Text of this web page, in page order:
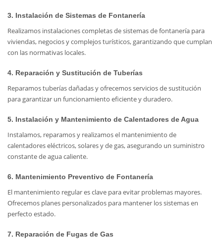
3. Instalación de Sistemas de Fontanería
Realizamos instalaciones completas de sistemas de fontanería para
viviendas, negocios y complejos turísticos, garantizando que cumplan
con las normativas locales.
4. Reparación y Sustitución de Tuberías
Reparamos tuberías dañadas y ofrecemos servicios de sustitución
para garantizar un funcionamiento eficiente y duradero.
5. Instalación y Mantenimiento de Calentadores de Agua
Instalamos, reparamos y realizamos el mantenimiento de
calentadores eléctricos, solares y de gas, asegurando un suministro
constante de agua caliente.
6. Mantenimiento Preventivo de Fontanería
El mantenimiento regular es clave para evitar problemas mayores.
Ofrecemos planes personalizados para mantener los sistemas en
perfecto estado.
7. Reparación de Fugas de Gas